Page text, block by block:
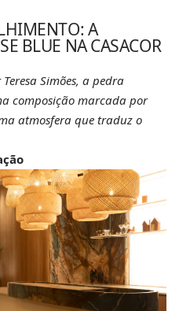
A
BLUE NA CASACOR
Simões, a pedra
composição marcada por
atmosfera que traduz o